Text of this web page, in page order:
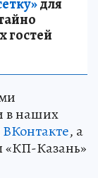
для
гостей
в наших
ВКонтакте, а
«КП-Казань»